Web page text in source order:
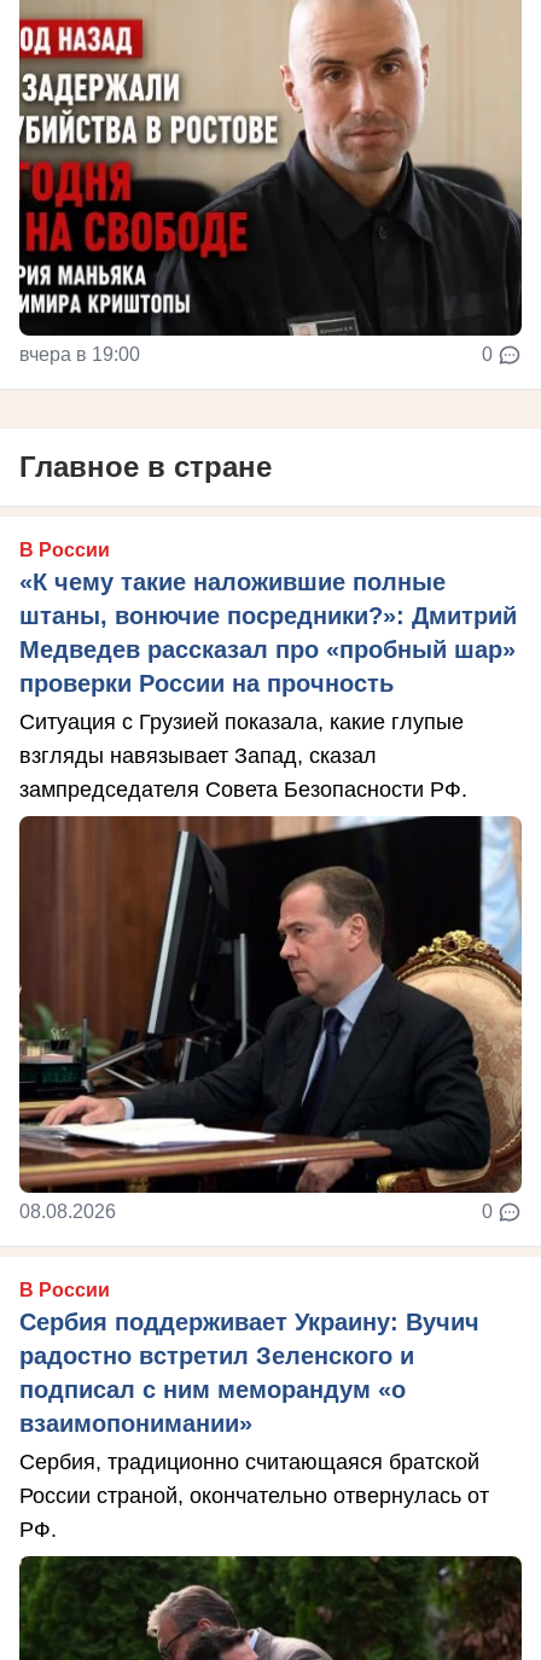
вчера в 19:00 0
Главное в стране
В России
«К чему такие наложившие полные
штаны, вонючие посредники?»: Дмитрий
Медведев рассказал про «пробный шар»
проверки России на прочность
Ситуация с Грузией показала, какие глупые
взгляды навязывает Запад, сказал
зампредседателя Совета Безопасности РФ.
08.08.2026 0
В России
Сербия поддерживает Украину: Вучич
радостно встретил Зеленского и
подписал с ним меморандум «о
взаимопонимании»
Сербия, традиционно считающаяся братской
России страной, окончательно отвернулась от
РФ.